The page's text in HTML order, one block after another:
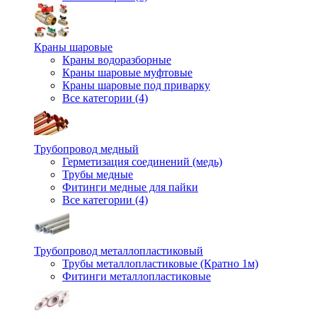
Краны шаровые
Краны водоразборные
Краны шаровые муфтовые
Краны шаровые под приварку
Все категории (4)
Трубопровод медный
Герметизация соединений (медь)
Трубы медные
Фитинги медные для пайки
Все категории (4)
Трубопровод металлопластиковый
Трубы металлопластиковые (Кратно 1м)
Фитинги металлопластиковые